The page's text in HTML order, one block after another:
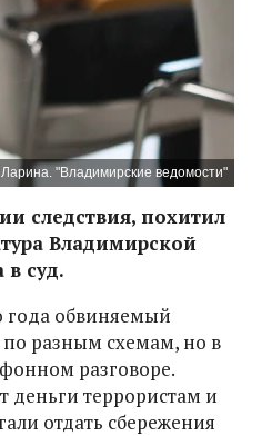
"Владимирские ведомости"
следствия, похитил
Владимирской
в суд.
года обвиняемый
по разным схемам, но в
разговоре.
деньги террористам и
отдать сбережения